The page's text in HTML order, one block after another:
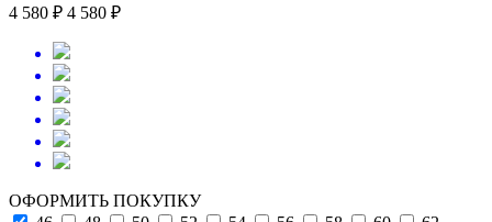
4 580 ₽ 4 580 ₽
ОФОРМИТЬ ПОКУПКУ